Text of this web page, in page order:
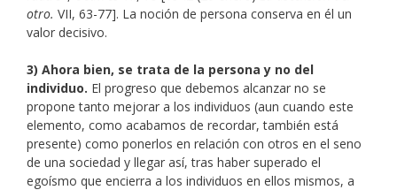
otro. VII, 63-77]. La noción de persona conserva en él un
valor decisivo.
3) Ahora bien, se trata de la persona y no del
individuo. El progreso que debemos alcanzar no se
propone tanto mejorar a los individuos (aun cuando este
elemento, como acabamos de recordar, también está
presente) como ponerlos en relación con otros en el seno
de una sociedad y llegar así, tras haber superado el
egoísmo que encierra a los individuos en ellos mismos, a